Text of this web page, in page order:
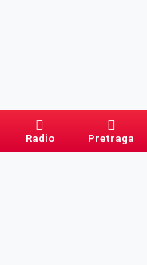
Radio Pretraga